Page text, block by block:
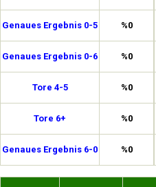
Genaues Ergebnis 0-5 %0
Genaues Ergebnis 0-6 %0
Tore 4-5 %0
Tore 6+ %0
Genaues Ergebnis 6-0 %0